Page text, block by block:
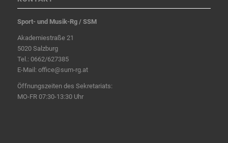
Sport- und Musik-Rg / SSM
Akademiestraße 21
5020 Salzburg
Tel.: 0662/627385
E-Mail: office@sum-rg.at
Öffnungszeiten des Sekretariats:
MO-FR 07:30-13:30 Uhr